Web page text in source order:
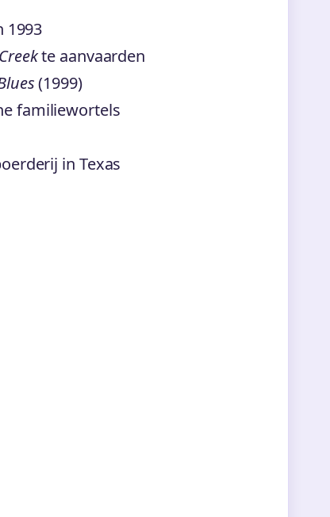
1993
te aanvaarden
(1999)
familiewortels
in Texas